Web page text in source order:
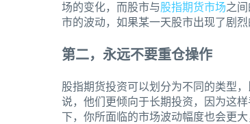
场的变化，而股市与股指期货市场之
市的波动，如果某一天股市出现了剧
第二，永远不要重仓操作
股指期货投资可以划分为不同的类型
说，他们更倾向于长期投资，因为这
下，你所面临的市场波动幅度也会更